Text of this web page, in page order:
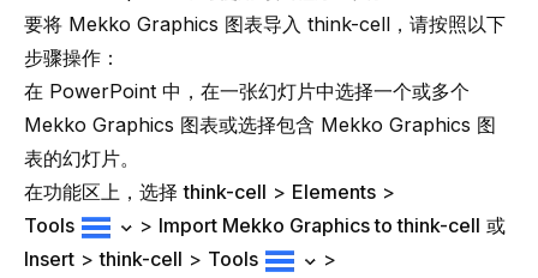
要将 Mekko Graphics 图表导入 think-cell ，请按照以下
步骤操作：
在 PowerPoint 中，在一张幻灯片中选择一个或多个
Mekko Graphics 图表或选择包含 Mekko Graphics 图
表的幻灯片。
在功能区上，选择think-cell > Elements >
Tools
> Import Mekko Graphics to think-cell 或
Insert >think-cell > Tools
>